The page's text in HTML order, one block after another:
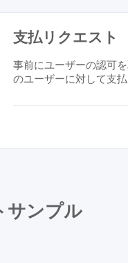
支払リクエスト
事前にユーザーの認可
のユーザーに対して支
作から一定期間が経過
だけます。
サンプル